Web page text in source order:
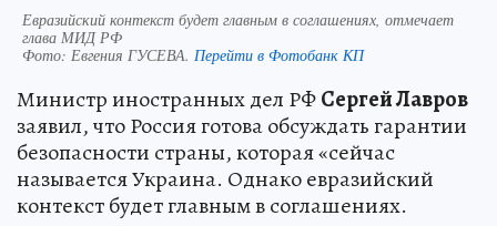
Евразийский контекст будет главным в соглашениях, отмечает
глава МИД РФ
Фото: Евгения ГУСЕВА. Перейти в Фотобанк КП
Министр иностранных дел РФСергей Лавров
заявил, что Россия готова обсуждать гарантии
безопасности страны, которая «сейчас
называется Украина. Однако евразийский
контекст будет главным в соглашениях.